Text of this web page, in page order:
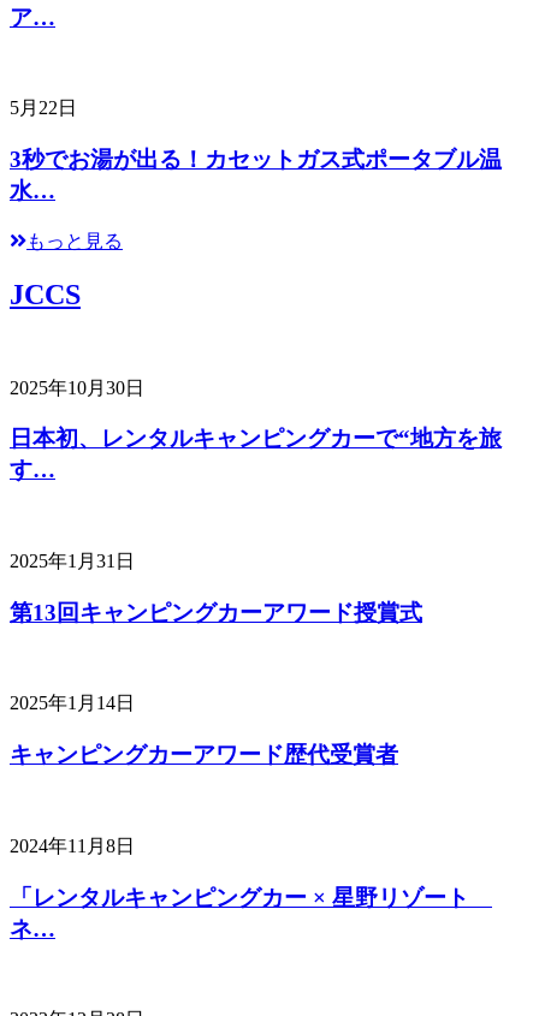
ア…
5月22日
3秒でお湯が出る！カセットガス式ポータブル温
水…
もっと見る
JCCS
2025年10月30日
日本初、レンタルキャンピングカーで“地方を旅
す…
2025年1月31日
第13回キャンピングカーアワード授賞式
2025年1月14日
キャンピングカーアワード歴代受賞者
2024年11月8日
「レンタルキャンピングカー × 星野リゾート
ネ…